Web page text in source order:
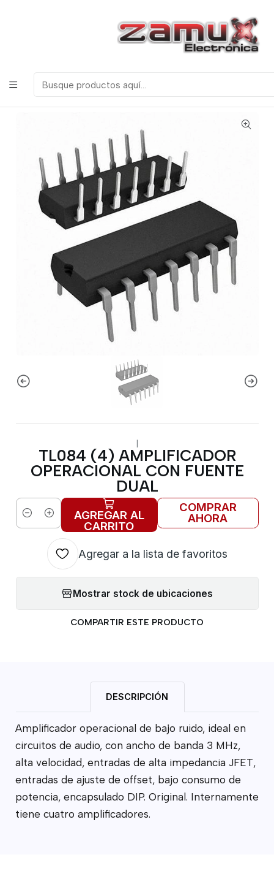
ELECTRONICOS, ROBOTICA & TECNOLOGIA
Productos
Semiconductores
Serie TL - LF
DUAL
|
TL084 (4) AMPLIFICADOR
OPERACIONAL CON FUENTE
DUAL
Cantidad AGREGAR AL
CARRITO
COMPRAR
AHORA
Agregar a la lista de favoritos
Mostrar stock de ubicaciones
COMPARTIR ESTE PRODUCTO
DESCRIPCIÓN
Amplificador operacional de bajo ruido, ideal en
circuitos de audio, con ancho de banda 3 MHz,
alta velocidad, entradas de alta impedancia JFET,
entradas de ajuste de offset, bajo consumo de
potencia, encapsulado DIP. Original. Internamente
tiene cuatro amplificadores.